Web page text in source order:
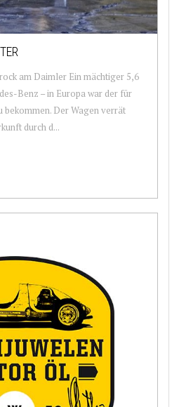
am Daimler Ein mächtiger 5,6
Benz – in Europa war der für
bekommen. Der Wagen verrät
durch d...